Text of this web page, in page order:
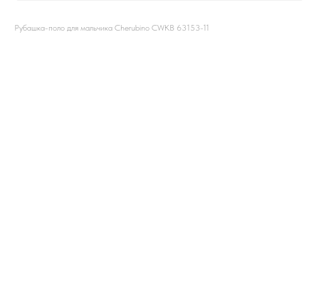
Рубашка-поло для мальчика Cherubino CWKB 63153-11